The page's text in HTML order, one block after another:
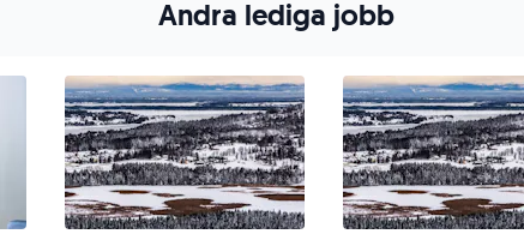
Andra lediga jobb